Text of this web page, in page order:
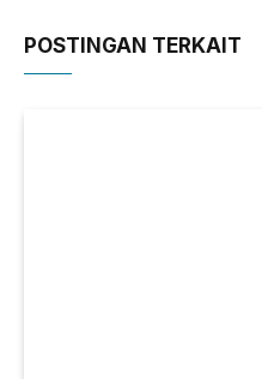
POSTINGAN TERKAIT